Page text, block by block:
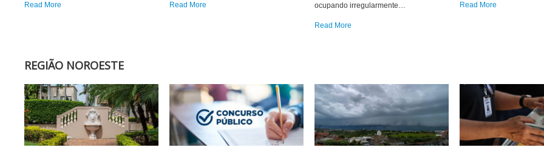
Read More Read More
ocupando irregularmente…
Read More
Read More
REGIÃO NOROESTE